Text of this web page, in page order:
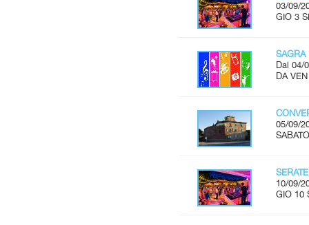
03/09/
GIO 3
SAGRA
Dal 04/
DA
05/09/
10/09/
GIO 10